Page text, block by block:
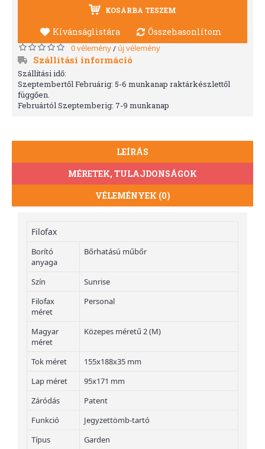
KOSÁRBA TESZEM
Kívánságlistára Összehasonlítom
0 vélemény/ új vélemény
Szállítási információ
Szállítási idő:
Szeptembertől Februárig: 5-6 munkanap raktárkészlettől
függően.
Februártól Szeptemberig: 7-9 munkanap
LEÍRÁS
MÉRETEK, TULAJDONSÁGOK
VÉLEMÉNYEK (0)
Filofax
Borító
anyaga
Bőrhatású műbőr
Szín
Sunrise
Filofax
méret
Personal
Magyar
méret
Közepes méretű 2 (M)
Tok méret
155x188x35 mm
Lap méret
95x171 mm
Záródás
Patent
Funkció
Jegyzettömb-tartó
Típus
Garden